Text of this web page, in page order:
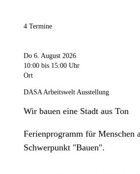
4 Termine
Do 6. August 2026
10:00 bis 15:00 Uhr
Ort
DASA Arbeitswelt Ausstellung
Wir bauen eine Stadt aus Ton
Ferienprogramm für Menschen
Schwerpunkt "Bauen".